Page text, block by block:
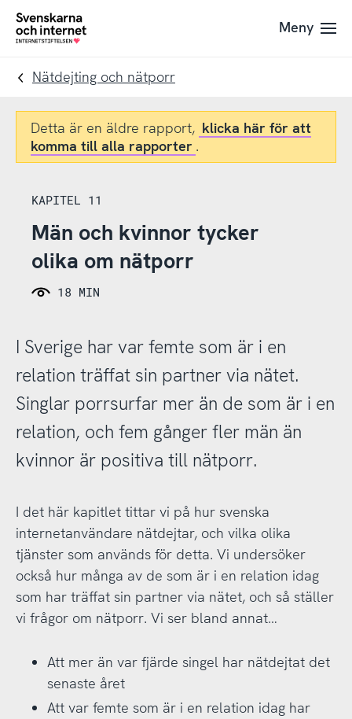
Till
navigation
Till
innehåll
To
Meny
Nätdejting och nätporr
Detta är en äldre rapport, klicka här för att
komma till alla rapporter .
KAPITEL 11
Män och kvinnor tycker
olika om nätporr
18 MIN
I Sverige har var femte som är i en
relation träffat sin partner via nätet.
Singlar porrsurfar mer än de som är i en
relation, och fem gånger fler män än
kvinnor är positiva till nätporr.
I det här kapitlet tittar vi på hur svenska
internetanvändare nätdejtar, och vilka olika
tjänster som används för detta. Vi undersöker
också hur många av de som är i en relation idag
som har träffat sin partner via nätet, och så ställer
vi frågor om nätporr. Vi ser bland annat…
Att mer än var fjärde singel har nätdejtat det
senaste året
Att var femte som är i en relation idag har